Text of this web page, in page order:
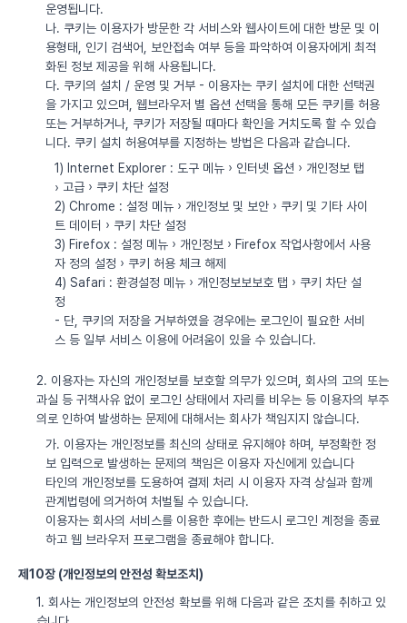
운영됩니다.
나. 쿠키는 이용자가 방문한 각 서비스와 웹사이트에 대한 방문 및 이
용형태, 인기 검색어, 보안접속 여부 등을 파악하여 이용자에게 최적
화된 정보 제공을 위해 사용됩니다.
다. 쿠키의 설치 / 운영 및 거부 - 이용자는 쿠키 설치에 대한 선택권
을 가지고 있으며, 웹브라우저 별 옵션 선택을 통해 모든 쿠키를 허용
또는 거부하거나, 쿠키가 저장될 때마다 확인을 거치도록 할 수 있습
니다. 쿠키 설치 허용여부를 지정하는 방법은 다음과 같습니다.
1) Internet Explorer : 도구 메뉴 › 인터넷 옵션 › 개인정보 탭
› 고급 › 쿠키 차단 설정
2) Chrome : 설정 메뉴 › 개인정보 및 보안 › 쿠키 및 기타 사이
트 데이터 › 쿠키 차단 설정
3) Firefox : 설정 메뉴 › 개인정보 › Firefox 작업사항에서 사용
자 정의 설정 › 쿠키 허용 체크 해제
4) Safari : 환경설정 메뉴 › 개인정보보보호 탭 › 쿠키 차단 설
정
- 단, 쿠키의 저장을 거부하였을 경우에는 로그인이 필요한 서비
스 등 일부 서비스 이용에 어려움이 있을 수 있습니다.
2. 이용자는 자신의 개인정보를 보호할 의무가 있으며, 회사의 고의 또는
과실 등 귀책사유 없이 로그인 상태에서 자리를 비우는 등 이용자의 부주
의로 인하여 발생하는 문제에 대해서는 회사가 책임지지 않습니다.
가. 이용자는 개인정보를 최신의 상태로 유지해야 하며, 부정확한 정
보 입력으로 발생하는 문제의 책임은 이용자 자신에게 있습니다
타인의 개인정보를 도용하여 결제 처리 시 이용자 자격 상실과 함께
관계법령에 의거하여 처벌될 수 있습니다.
이용자는 회사의 서비스를 이용한 후에는 반드시 로그인 계정을 종료
하고 웹 브라우저 프로그램을 종료해야 합니다.
제10장 (개인정보의 안전성 확보조치)
1. 회사는 개인정보의 안전성 확보를 위해 다음과 같은 조치를 취하고 있